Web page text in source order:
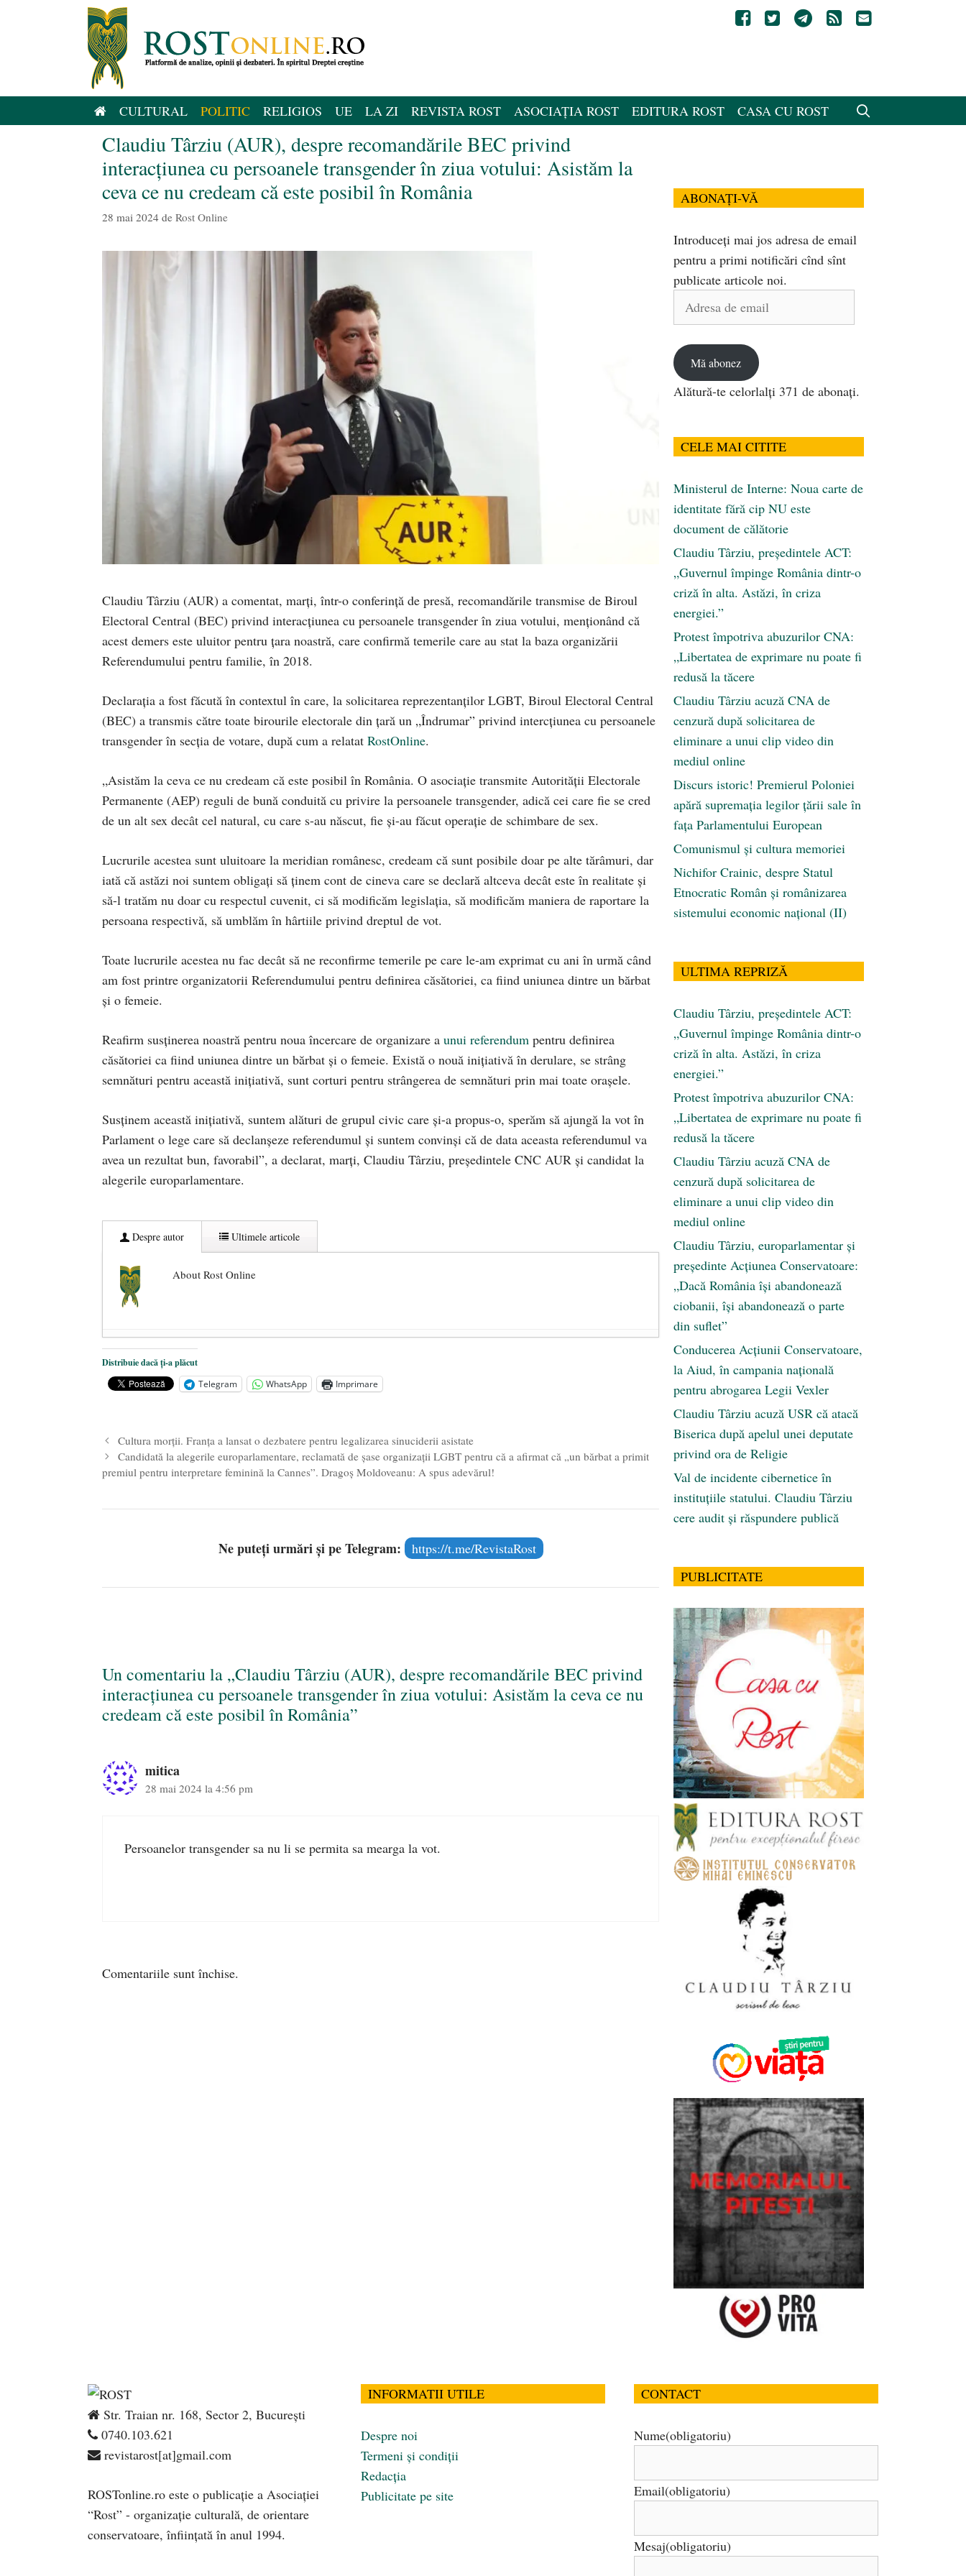
CULTURAL POLITIC RELIGIOS UE LA ZI REVISTA ROST ASOCIAȚIA ROST EDITURA ROST CASA CU ROST
Claudiu Târziu (AUR), despre recomandările BEC privind
interacțiunea cu persoanele transgender în ziua votului: Asistăm la
ceva ce nu credeam că este posibil în România
28 mai 2024 de Rost Online
Claudiu Târziu (AUR) a comentat, marți, într-o conferință de presă, recomandările transmise de Biroul
Electoral Central (BEC) privind interacțiunea cu persoanele transgender în ziua votului, menționând că
acest demers este uluitor pentru țara noastră, care confirmă temerile care au stat la baza organizării
Referendumului pentru familie, în 2018.
Declarația a fost făcută în contextul în care, la solicitarea reprezentanților LGBT, Biroul Electoral Central
(BEC) a transmis către toate birourile electorale din țară un „Îndrumar” privind intercțiunea cu persoanele
transgender în secția de votare, după cum a relatat RostOnline.
„Asistăm la ceva ce nu credeam că este posibil în România. O asociație transmite Autorității Electorale
Permanente (AEP) reguli de bună conduită cu privire la persoanele transgender, adică cei care fie se cred
de un alt sex decât cel natural, cu care s-au născut, fie și-au făcut operație de schimbare de sex.
Lucrurile acestea sunt uluitoare la meridian românesc, credeam că sunt posibile doar pe alte tărâmuri, dar
iată că astăzi noi suntem obligați să ținem cont de cineva care se declară altceva decât este în realitate și
să-l tratăm nu doar cu respectul cuvenit, ci să modificăm legislația, să modificăm maniera de raportare la
persoana respectivă, să umblăm în hârtiile privind dreptul de vot.
Toate lucrurile acestea nu fac decât să ne reconfirme temerile pe care le-am exprimat cu ani în urmă când
am fost printre organizatorii Referendumului pentru definirea căsătoriei, ca fiind uniunea dintre un bărbat
și o femeie.
Reafirm susținerea noastră pentru noua încercare de organizare a unui referendum pentru definirea
căsătoriei ca fiind uniunea dintre un bărbat și o femeie. Există o nouă inițiativă în derulare, se strâng
semnături pentru această inițiativă, sunt corturi pentru strângerea de semnături prin mai toate orașele.
Susținem această inițiativă, suntem alături de grupul civic care și-a propus-o, sperăm să ajungă la vot în
Parlament o lege care să declanșeze referendumul și suntem convinși că de data aceasta referendumul va
avea un rezultat bun, favorabil”, a declarat, marți, Claudiu Târziu, președintele CNC AUR și candidat la
alegerile europarlamentare.
Despre autor Ultimele articole
About Rost Online
Dezvăluiri cutremurătoare despre președintele Ucrainei, Volodymyr Zelensky
Statul care servește Națiunea - 21 aprilie 2026
Legea Vexler produce efecte. Bustul poetului Octavian Goga, înlăturat din Iași
Distribuie dacă ți-a plăcut
Telegram
WhatsApp Imprimare
Cultura morții. Franța a lansat o dezbatere pentru legalizarea sinuciderii asistate
Candidată la alegerile europarlamentare, reclamată de șase organizații LGBT pentru că a afirmat că „un bărbat a primit
premiul pentru interpretare feminină la Cannes”. Dragoș Moldoveanu: A spus adevărul!
Ne puteți urmări și pe Telegram: https://t.me/RevistaRost
Un comentariu la „Claudiu Târziu (AUR), despre recomandările BEC privind
interacțiunea cu persoanele transgender în ziua votului: Asistăm la ceva ce nu
credeam că este posibil în România”
mitica
28 mai 2024 la 4:56 pm
Persoanelor transgender sa nu li se permita sa mearga la vot.
Comentariile sunt închise.
ABONAȚI-VĂ
Introduceți mai jos adresa de email
pentru a primi notificări cînd sînt
publicate articole noi.
Adresa
Mă abonez
Alătură-te celorlalți 371 de abonați.
CELE MAI CITITE
Ministerul de Interne: Noua carte de
identitate fără cip NU este
document de călătorie
Claudiu Târziu, președintele ACT:
„Guvernul împinge România dintr-o
criză în alta. Astăzi, în criza
energiei.”
Protest împotriva abuzurilor CNA:
„Libertatea de exprimare nu poate fi
redusă la tăcere
Claudiu Târziu acuză CNA de
cenzură după solicitarea de
eliminare a unui clip video din
mediul online
Discurs istoric! Premierul Poloniei
apără supremația legilor țării sale în
fața Parlamentului European
Comunismul şi cultura memoriei
Nichifor Crainic, despre Statul
Etnocratic Român şi românizarea
sistemului economic naţional (II)
ULTIMA REPRIZĂ
Claudiu Târziu, președintele ACT:
„Guvernul împinge România dintr-o
criză în alta. Astăzi, în criza
energiei.”
Protest împotriva abuzurilor CNA:
„Libertatea de exprimare nu poate fi
redusă la tăcere
Claudiu Târziu acuză CNA de
cenzură după solicitarea de
eliminare a unui clip video din
mediul online
Claudiu Târziu, europarlamentar și
președinte Acțiunea Conservatoare:
„Dacă România își abandonează
ciobanii, își abandonează o parte
din suflet”
Conducerea Acțiunii Conservatoare,
la Aiud, în campania națională
pentru abrogarea Legii Vexler
Claudiu Târziu acuză USR că atacă
Biserica după apelul unei deputate
privind ora de Religie
Val de incidente cibernetice în
instituțiile statului. Claudiu Târziu
cere audit și răspundere publică
PUBLICITATE
Str. Traian nr. 168, Sector 2, București
0740.103.621
revistarost[at]gmail.com
ROSTonline.ro este o publicaţie a Asociaţiei
“Rost” - organizaţie culturală, de orientare
conservatoare, înfiinţată în anul 1994.
INFORMATII UTILE
Despre noi
Termeni și condiții
Redacția
Publicitate pe site
CONTACT
Nume(obligatoriu)
Email(obligatoriu)
Mesaj(obligatoriu)